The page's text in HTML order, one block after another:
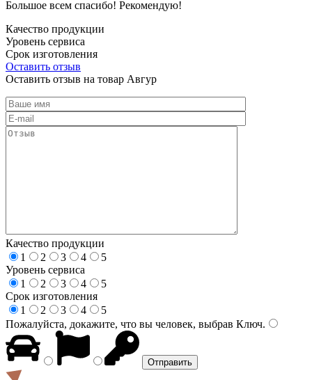
Большое всем спасибо! Рекомендую!
Качество продукции
Уровень сервиса
Срок изготовления
Оставить отзыв
Оставить отзыв на товар Авгур
Качество продукции
1
2 3 4
5
Уровень сервиса
1
2 3 4
5
Срок изготовления
1
2 3 4
5
Пожалуйста, докажите, что вы человек, выбрав Ключ.